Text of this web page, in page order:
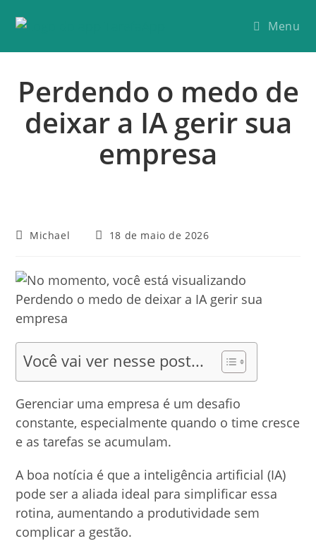
Menu
Perdendo o medo de
deixar a IA gerir sua
empresa
Michael 18 de maio de 2026
Você vai ver nesse post...
Gerenciar uma empresa é um desafio
constante, especialmente quando o time cresce
e as tarefas se acumulam.
A boa notícia é que a inteligência artificial (IA)
pode ser a aliada ideal para simplificar essa
rotina, aumentando a produtividade sem
complicar a gestão.